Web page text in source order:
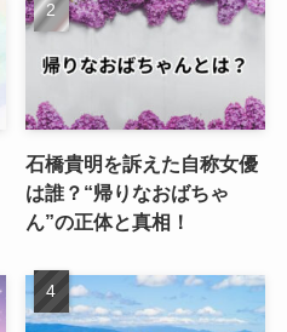
石橋貴明を訴えた自称女優
は誰？“帰りなおばちゃ
ん”の正体と真相！